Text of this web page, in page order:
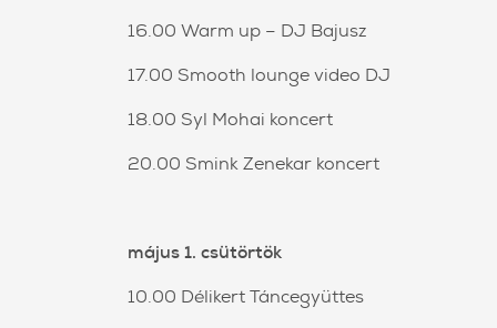
16.00 Warm up – DJ Bajusz
17.00 Smooth lounge video DJ
18.00 Syl Mohai koncert
20.00 Smink Zenekar koncert
május 1. csütörtök
10.00 Délikert Táncegyüttes